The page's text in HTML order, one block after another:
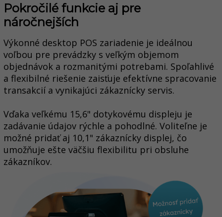
Pokročilé funkcie aj pre
náročnejších
Výkonné desktop POS zariadenie je ideálnou
voľbou pre prevádzky s veľkým objemom
objednávok a rozmanitými potrebami. Spoľahlivé
a flexibilné riešenie zaisťuje efektívne spracovanie
transakcií a vynikajúci zákaznícky servis.
Vďaka veľkému 15,6" dotykovému displeju je
zadávanie údajov rýchle a pohodlné. Voliteľne je
možné pridať aj 10,1" zákaznícky displej, čo
umožňuje ešte väčšiu flexibilitu pri obsluhe
zákazníkov.